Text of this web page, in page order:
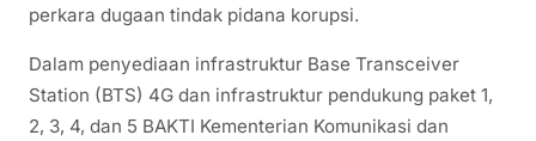
perkara dugaan tindak pidana korupsi.
Dalam penyediaan infrastruktur Base Transceiver
Station (BTS) 4G dan infrastruktur pendukung paket 1,
2, 3, 4, dan 5 BAKTI Kementerian Komunikasi dan